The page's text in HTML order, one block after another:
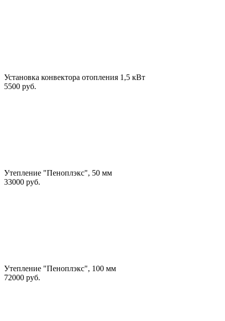
Установка конвектора отопления 1,5 кВт
5500 руб.
Утепление "Пеноплэкс", 50 мм
33000 руб.
Утепление "Пеноплэкс", 100 мм
72000 руб.